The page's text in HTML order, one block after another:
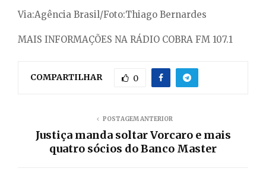
Via:Agência Brasil/Foto:Thiago Bernardes
MAIS INFORMAÇÕES NA RÁDIO COBRA FM 107.1
COMPARTILHAR 0
POSTAGEM ANTERIOR
Justiça manda soltar Vorcaro e mais
quatro sócios do Banco Master